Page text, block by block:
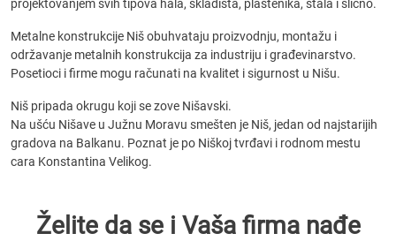
projektovanjem svih tipova hala, skladišta, plastenika, štala i slično.
Metalne konstrukcije Niš obuhvataju proizvodnju, montažu i
održavanje metalnih konstrukcija za industriju i građevinarstvo.
Posetioci i firme mogu računati na kvalitet i sigurnost u Nišu.
Niš pripada okrugu koji se zove Nišavski.
Na ušću Nišave u Južnu Moravu smešten je Niš, jedan od najstarijih
gradova na Balkanu. Poznat je po Niškoj tvrđavi i rodnom mestu
cara Konstantina Velikog.
Želite da se i Vaša firma nađe